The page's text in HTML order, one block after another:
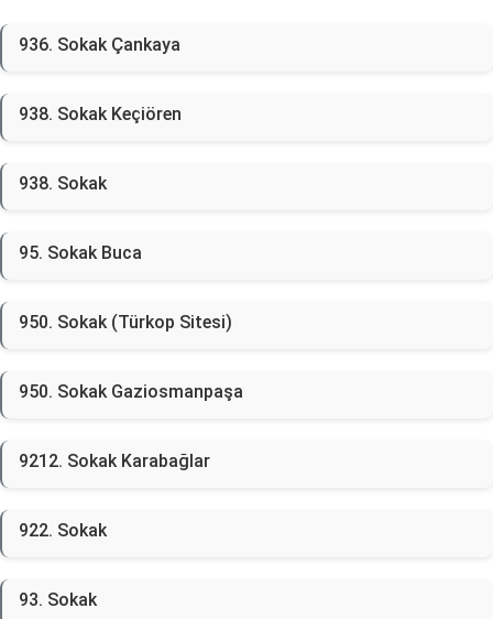
936. Sokak Çankaya
938. Sokak Keçiören
938. Sokak
95. Sokak Buca
950. Sokak (Türkop Sitesi)
950. Sokak Gaziosmanpaşa
9212. Sokak Karabağlar
922. Sokak
93. Sokak